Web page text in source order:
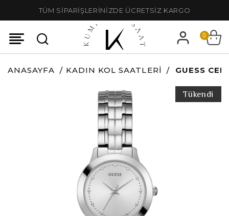
TÜM SİPARİŞLERİNİZDE ÜCRETSİZ KARGO
0
ANASAYFA KADIN KOL SAATLERI GUESS
Tükendi